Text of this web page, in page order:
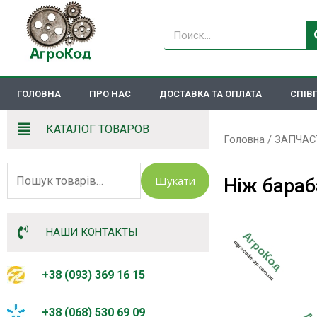
Перейти
вмісту
Пошук
ГОЛОВНА ПРО НАС ДОСТАВКА ТА ОПЛАТА
КАТАЛОГ ТОВАРОВ
Шукати
НАШИ КОНТАКТЫ
+38 (093) 369 16 15
+38 (068) 530 69 09
Головна/
Ніж